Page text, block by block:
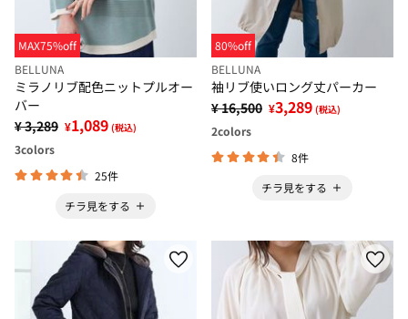
MAX75%off
BELLUNA
ミラノリブ配色ニットプルオー
バー
¥ 3,289 ¥1,089 (税込)
3colors
25件
チラ見をする
80%off
BELLUNA
袖リブ使いロング丈パーカー
¥ 16,500 ¥3,289 (税込)
2colors
8件
チラ見をする